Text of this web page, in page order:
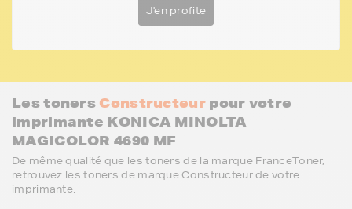
J'en profite
Les toners Constructeurpour votre
imprimante KONICA MINOLTA
MAGICOLOR 4690 MF
De même qualité que les toners de la marque FranceToner,
retrouvez les toners de marque Constructeur de votre
imprimante.